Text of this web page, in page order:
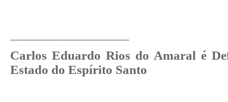
Carlos Eduardo Rios do Amaral é
Estado do Espírito Santo